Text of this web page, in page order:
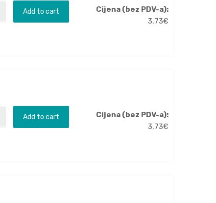
Add to cart
Cijena (bez PDV-a):
3,73€
Add to cart
Cijena (bez PDV-a):
3,73€